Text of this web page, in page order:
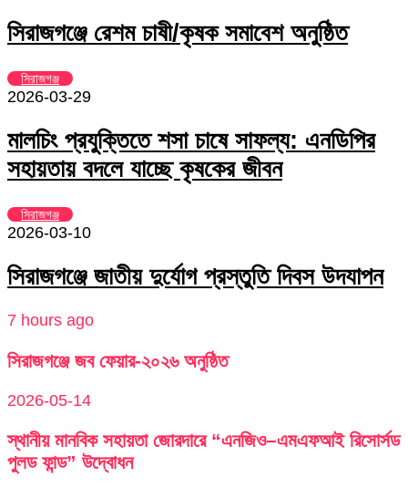
সিরাজগঞ্জে রেশম চাষী/কৃষক সমাবেশ অনুষ্ঠিত
সিরাজগঞ্জ
2026-03-29
মালচিং প্রযুক্তিতে শসা চাষে সাফল্য: এনডিপির
সহায়তায় বদলে যাচ্ছে কৃষকের জীবন
সিরাজগঞ্জ
2026-03-10
সিরাজগঞ্জে জাতীয় দুর্যোগ প্রস্তুতি দিবস উদযাপন
7 hours ago
সিরাজগঞ্জে জব ফেয়ার-২০২৬ অনুষ্ঠিত
2026-05-14
স্থানীয় মানবিক সহায়তা জোরদারে “এনজিও–এমএফআই রিসোর্সড
পুলড ফান্ড” উদ্বোধন